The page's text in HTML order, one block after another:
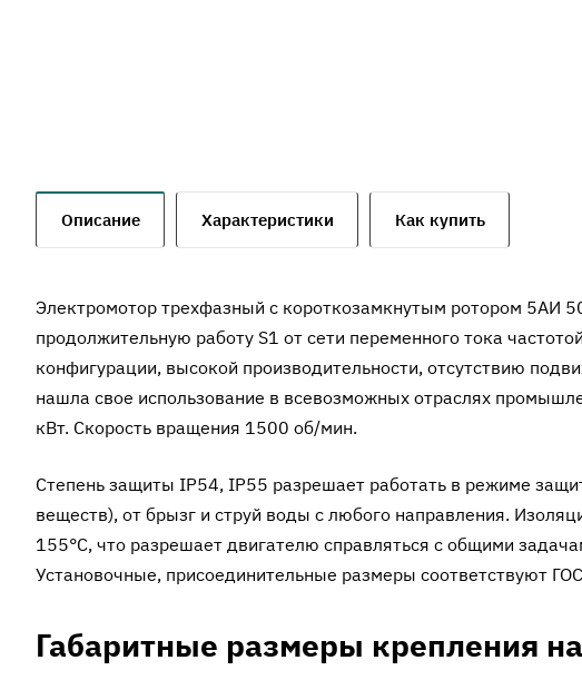
Описание Характеристики Как купить
Электромотор трехфазный с короткозамкнутым ротором 5АИ
продолжительную работу S1 от сети переменного тока
конфигурации, высокой производительности, отсутствию
нашла свое использование в всевозможных отраслях
кВт. Скорость вращения 1500 об/мин.
Степень защиты IP54, IP55 разрешает работать в режиме
веществ), от брызг и струй воды с любого направления.
155°C, что разрешает двигателю справляться с общими
Установочные, присоединительные размеры соответствуют
Габаритные размеры крепления